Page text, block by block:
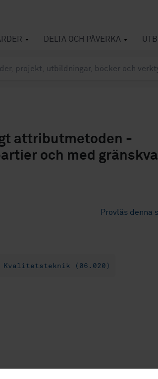
DELTA OCH PÅVERKA
attributmetoden -
och med
Provläs denna
Kvalitetsteknik (06.020)